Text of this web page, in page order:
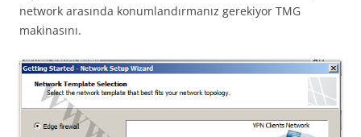
network arasında konumlandırmanız gerekiyor TMG
makinasını.